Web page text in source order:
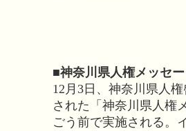
■神奈川県人権メッセ
12月3日、神奈川県人
された「神奈川県人権
ごう前で実施される。